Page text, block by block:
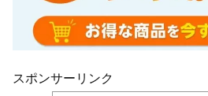
スポンサーリンク